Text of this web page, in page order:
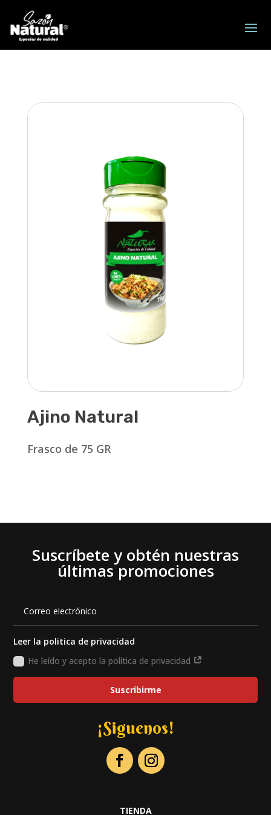
Ajino Natural
Frasco de 75 GR
Suscríbete y obtén nuestras
últimas promociones
Leer la politica de privacidad
He leído y acepto la política de privacidad
Suscribirme
¡Siguenos!
TIENDA